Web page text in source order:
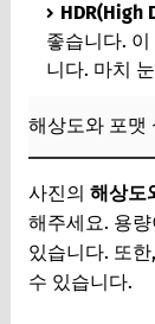
선
📌
추가
골
역
HDR(High
좋습니다.
니다. 마치
해상도와 포맷
사진의 해상도
해주세요. 용
있습니다. 또
수 있습니다.